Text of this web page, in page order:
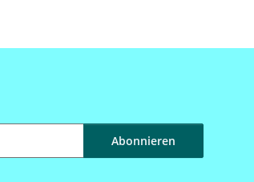
Abonnieren